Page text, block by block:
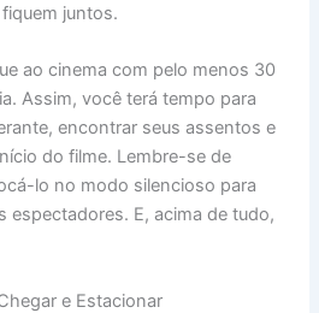
juntos.
ao cinema com pelo menos 30
Assim, você terá tempo para
encontrar seus assentos e
do filme. Lembre-se de
lo no modo silencioso para
espectadores. E, acima de tudo,
e Estacionar